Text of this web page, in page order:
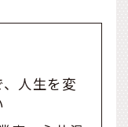
人生を変